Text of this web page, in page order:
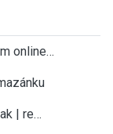
online…
| re…